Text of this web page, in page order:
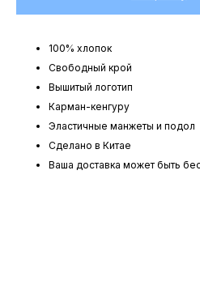
100% хлопок
Свободный крой
Вышитый логотип
Карман-кенгуру
Эластичные манжеты и подол
Сделано в Китае
Ваша доставка может быть